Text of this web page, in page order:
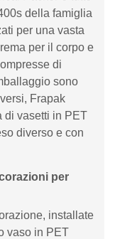
della famiglia
per una vasta
per il corpo e
di
sono
Frapak
di vasetti in PET
diverso e con
per
installate
vaso in PET